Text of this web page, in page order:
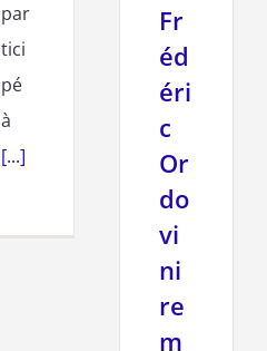
par
tici
pé
à
[...]
Fr
éd
éri
c
Or
do
vi
ni
re
m